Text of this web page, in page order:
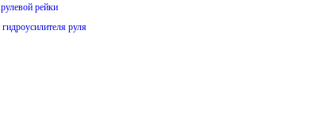
рейки
руля